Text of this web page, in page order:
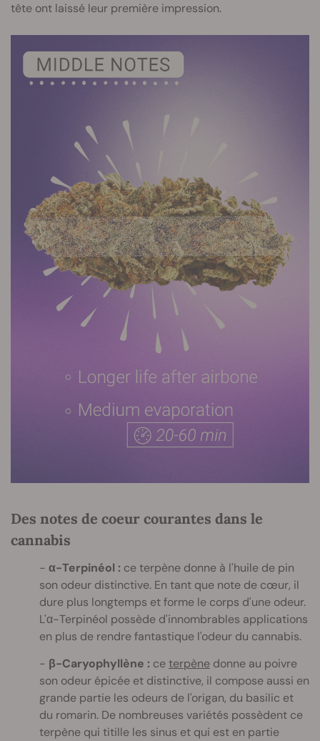
tête ont laissé leur première impression.
Des notes de coeur courantes dans le
cannabis
α-Terpinéol : ce terpène donne à l'huile de pin
son odeur distinctive. En tant que note de cœur, il
dure plus longtemps et forme le corps d'une odeur.
L'α-Terpinéol possède d'innombrables applications
en plus de rendre fantastique l'odeur du cannabis.
β-Caryophyllène : ceterpène donne au poivre
son odeur épicée et distinctive, il compose aussi en
grande partie les odeurs de l'origan, du basilic et
du romarin. De nombreuses variétés possèdent ce
terpène qui titille les sinus et qui est en partie